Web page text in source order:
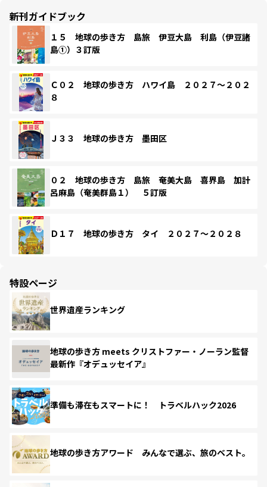
新刊ガイドブック
１５ 地球の歩き方 島旅 伊豆大島 利島（伊豆諸
島①）３訂版
Ｃ０２ 地球の歩き方 ハワイ島 ２０２７～２０２
８
Ｊ３３ 地球の歩き方 墨田区
０２ 地球の歩き方 島旅 奄美大島 喜界島 加計
呂麻島（奄美群島１） ５訂版
Ｄ１７ 地球の歩き方 タイ ２０２７～２０２８
特設ページ
世界遺産ランキング
地球の歩き方 meets クリストファー・ノーラン監督
最新作『オデュッセイア』
準備も滞在もスマートに！ トラベルハック2026
地球の歩き方アワード みんなで選ぶ、旅のベスト。